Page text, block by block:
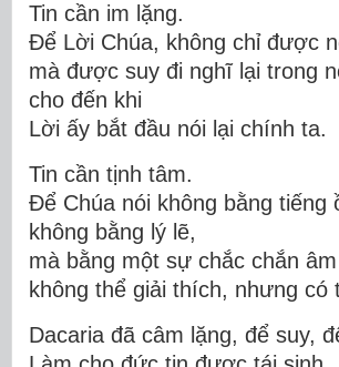
Tin cần im lặng.
Để Lời Chúa, không chỉ được
mà được suy đi nghĩlại trong
cho đến khi
Lời ấy bắt đầu nói lại chính ta.
Tin cần tịnh tâm.
Để Chúa nói không bằng tiếng
không bằng lý lẽ,
mà bằng một sự chắc chắn
không thể giải thích, nhưng có
Dacaria đã câm lặng, để suy,